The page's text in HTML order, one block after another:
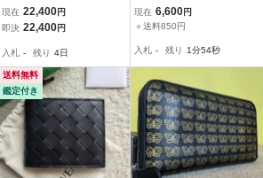
み！ BOTTEGA VENETA
ボッテガヴェネタ イント
ォレット コインケース ミ
ニ財布 小銭入れ
現在 22,400円
即決 22,400円
入札 - 残り 4日
ントレチャート 長財布 W
フラップ 黒 レザー ウォ
◆856/R1-2
現在 6,600円
＋送料850円
入札 - 残り 1分53秒
送料無料
鑑定付き